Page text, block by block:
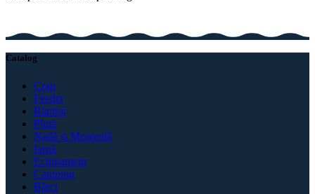
Catalog
Crap
Feeder
Răpitor
Plută
Nadă și Momeală
Iarnă
Echipament
Camping
Bărci